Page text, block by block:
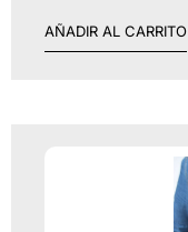
AÑADIR AL CARRITO